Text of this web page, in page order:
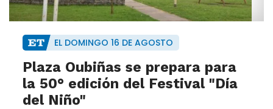
EL DOMINGO 16 DE AGOSTO
Plaza Oubiñas se prepara para
la 50° edición del Festival "Día
del Niño"